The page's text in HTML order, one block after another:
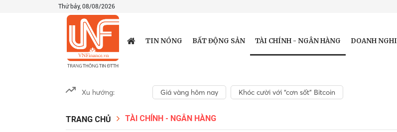
Thứ bảy, 08/08/2026
TIN NÓNG BẤT ĐỘNG SẢN TÀI CHÍNH - NGÂN HÀNG DOANH
Xu hướng: Giá vàng hôm nay Khóc cười với “cơn sốt” Bitcoin
TRANG CHỦ TÀI CHÍNH - NGÂN HÀNG